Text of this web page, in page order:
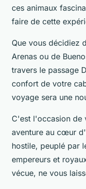
ces animaux
faire de cette
Que vous décidiez
Arenas ou de
travers le passage
confort de votre
voyage sera une
C'est l'occasion de
aventure au cœur
hostile, peuplé par
empereurs et
vécue, ne vous